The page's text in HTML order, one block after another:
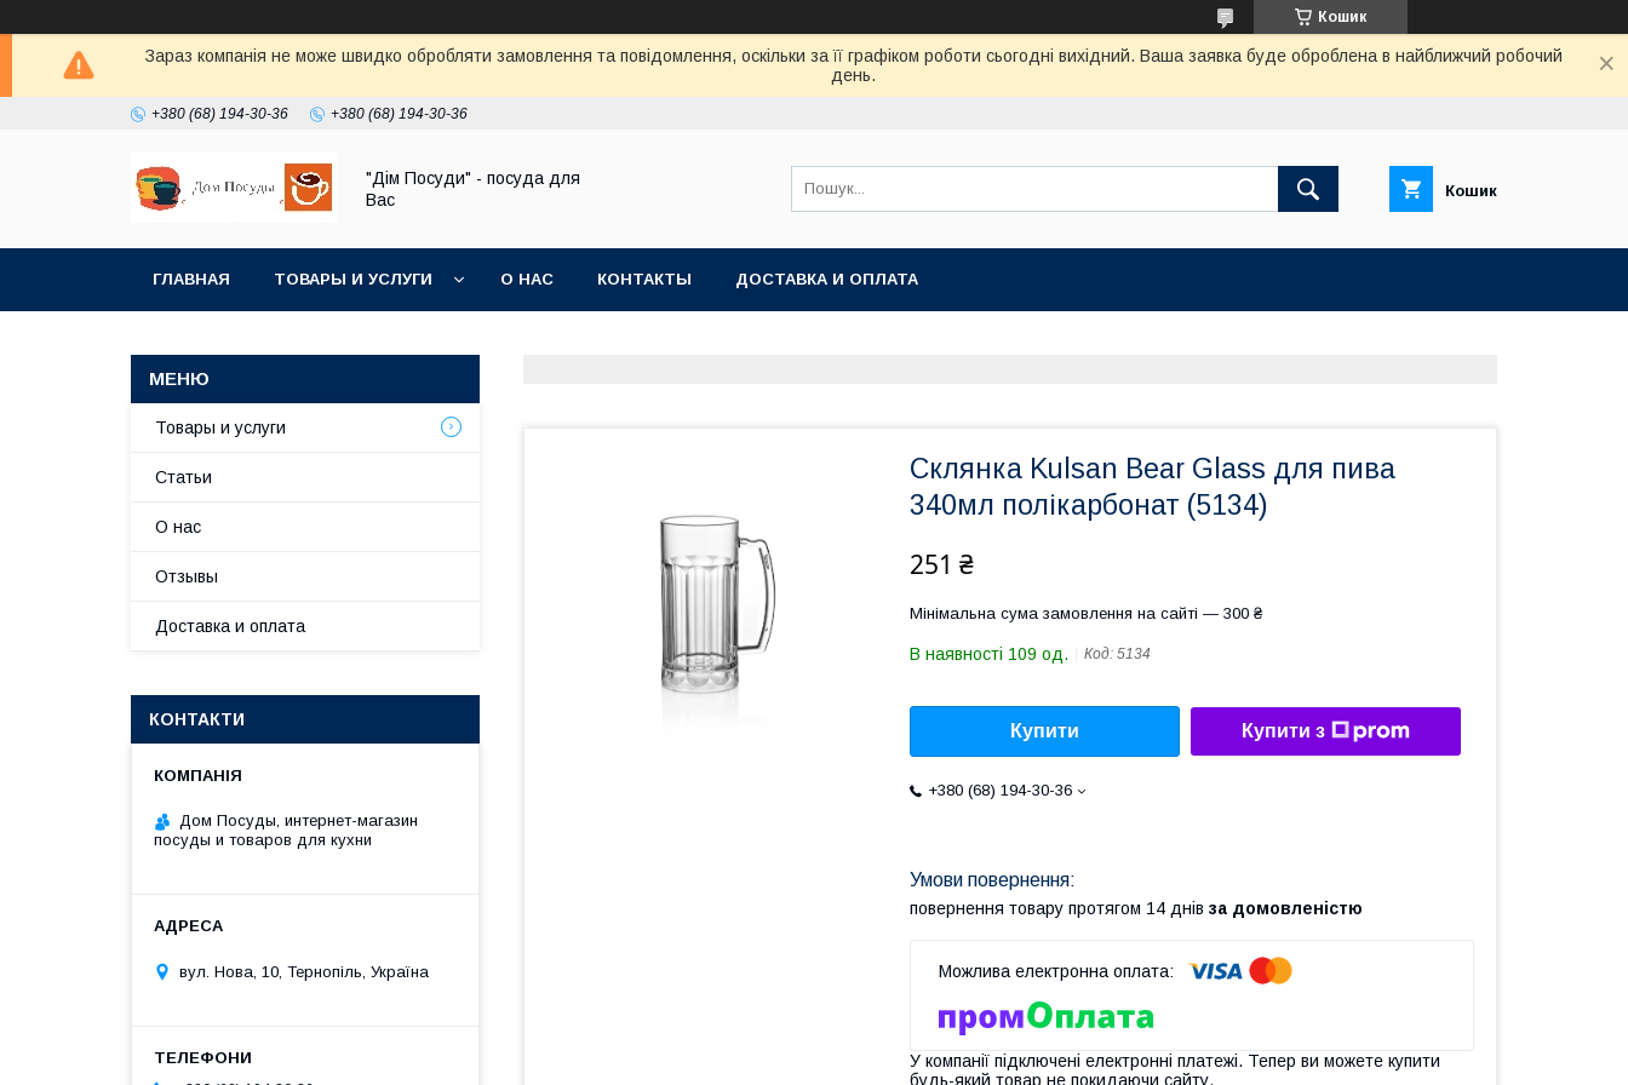
Кошик
Зараз компанія не може швидко обробляти замовлення та повідомлення, оскільки за її графіком роботи сьогодні вихідний. Ваша заявка буде оброблена в найближчий робочий
день.
+380 (68) 194-30-36 +380 (68) 194-30-36
"Дім Посуди" - посуда для
Вас
Кошик
ГЛАВНАЯ ТОВАРЫ И УСЛУГИ О НАС КОНТАКТЫ ДОСТАВКА И ОПЛАТА
Склянка Kulsan Bear Glass для пива
340мл полікарбонат (5134)
251 ₴
Мінімальна сума замовлення на сайті — 300 ₴
В наявності 109 од. Код: 5134
Купити Купити з
+380 (68) 194-30-36
повернення товару протягом 14 днів за домовленістю
У компанії підключені електронні платежі. Тепер ви можете купити
будь-який товар не покидаючи сайту.
Товары и услуги
Статьи
О нас
Отзывы
Доставка и оплата
КОНТАКТИ
Дом Посуды, интернет-магазин
посуды и товаров для кухни
вул. Нова, 10, Тернопіль, Україна